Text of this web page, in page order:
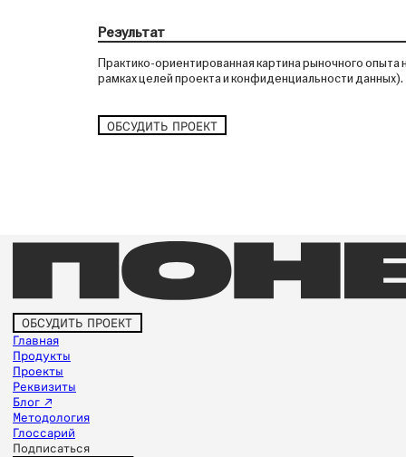
Результат
Практико-ориентированная картина рыночного опыта
рамках целей проекта и конфиденциальности данных).
ОБСУДИТЬ ПРОЕКТ
ОБСУДИТЬ ПРОЕКТ
Главная
Продукты
Проекты
Реквизиты
Блог ↗
Методология
Глоссарий
Подписаться